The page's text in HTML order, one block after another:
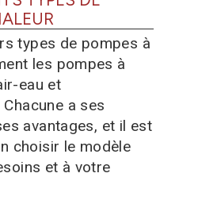
types de pompes à
les pompes à
eau et
a ses
avantages, et il est
choisir le modèle
et à votre